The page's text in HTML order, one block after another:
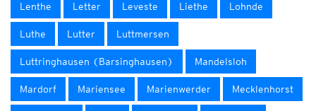
Lenthe Letter Leveste Liethe Lohnde
Luthe Lutter Luttmersen
Luttringhausen (Barsinghausen) Mandelsloh
Mardorf Mariensee Marienwerder Mecklenhorst